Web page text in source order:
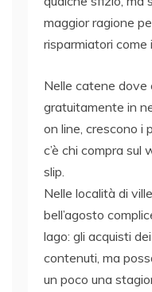
maggior ragione
risparmiatori come
Nelle catene dove
gratuitamente in
on line, crescono i
c’è chi compra sul
slip.
Nelle località di
bell’agosto
lago: gli acquisti
contenuti, ma
un poco una